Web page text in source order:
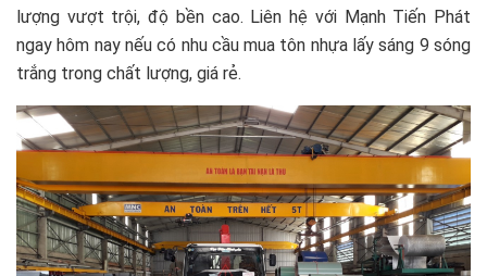
lượng vượt trội, độ bền cao. Liên hệ với Mạnh Tiến Phát
ngay hôm nay nếu có nhu cầu mua tôn nhựa lấy sáng 9 sóng
trắng trong chất lượng, giá rẻ.